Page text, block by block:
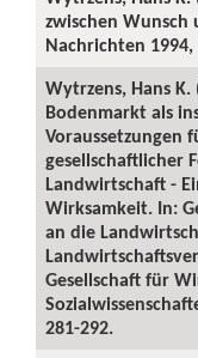
zwischen
Nachrichten 1994,
Wytrzens, Hans
Bodenmarkt als
Voraussetzungen
gesellschaftlicher
Landwirtschaft -
Wirksamkeit. In:
an die
Gesellschaft für
281-292.